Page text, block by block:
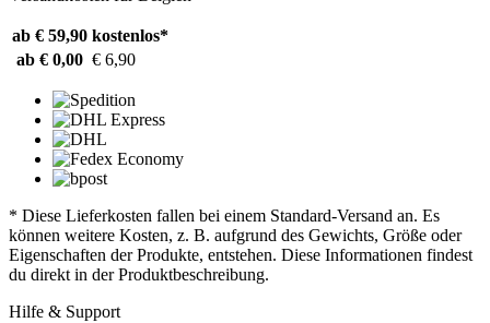
ab € 59,90 kostenlos*
ab € 0,00 € 6,90
* Diese Lieferkosten fallen bei einem Standard-Versand an. Es
können weitere Kosten, z. B. aufgrund des Gewichts, Größe oder
Eigenschaften der Produkte, entstehen. Diese Informationen findest
du direkt in der Produktbeschreibung.
Hilfe & Support